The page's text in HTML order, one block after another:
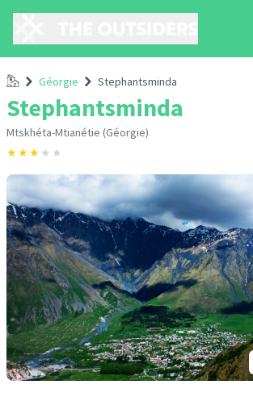
AccueilGéorgie Stephantsminda
Stephantsminda
Mtskhéta-Mtianétie (Géorgie)
★★★ ★ ★